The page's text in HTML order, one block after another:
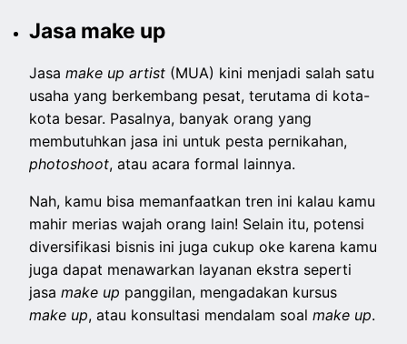
Jasa make up
Jasamake up artist (MUA) kini menjadi salah satu
usaha yang berkembang pesat, terutama di kota-
kota besar. Pasalnya, banyak orang yang
membutuhkan jasa ini untuk pesta pernikahan,
photoshoot, atau acara formal lainnya.
Nah, kamu bisa memanfaatkan tren ini kalau kamu
mahir merias wajah orang lain! Selain itu, potensi
diversifikasi bisnis ini juga cukup oke karena kamu
juga dapat menawarkan layanan ekstra seperti
jasamake up panggilan, mengadakan kursus
make up, atau konsultasi mendalam soalmake up.